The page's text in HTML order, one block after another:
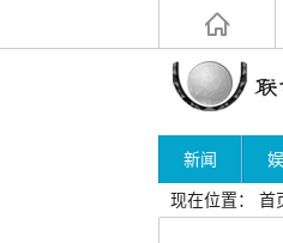
新闻
现在位置： 首